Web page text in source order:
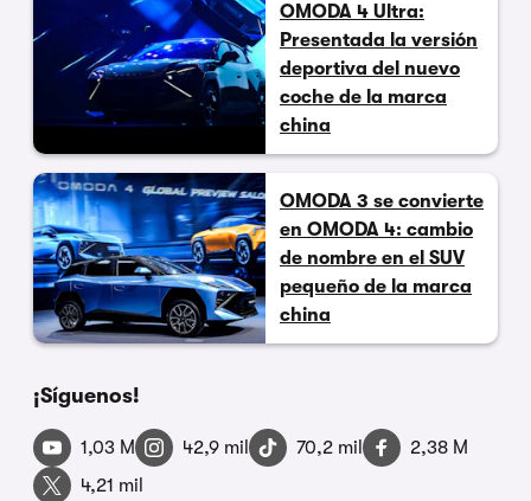
OMODA 4 Ultra:
Presentada la versión
deportiva del nuevo
coche de la marca
china
OMODA 3 se convierte
en OMODA 4: cambio
de nombre en el SUV
pequeño de la marca
china
¡Síguenos!
1,03 M 42,9 mil 70,2 mil
2,38 M
4,21 mil